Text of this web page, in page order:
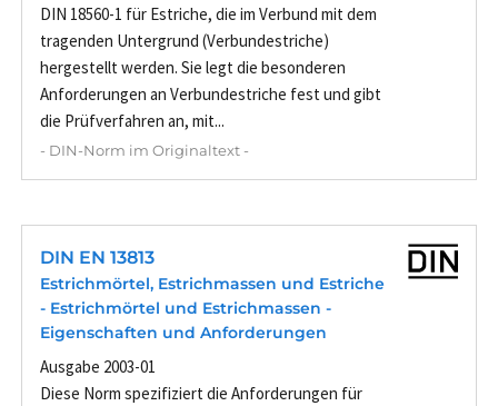
DIN 18560-1 für Estriche, die im Verbund mit dem
tragenden Untergrund (Verbundestriche)
hergestellt werden. Sie legt die besonderen
Anforderungen an Verbundestriche fest und gibt
die Prüfverfahren an, mit...
- DIN-Norm im Originaltext -
DIN EN 13813
Estrichmörtel, Estrichmassen und Estriche
- Estrichmörtel und Estrichmassen -
Eigenschaften und Anforderungen
Ausgabe 2003-01
Diese Norm spezifiziert die Anforderungen für